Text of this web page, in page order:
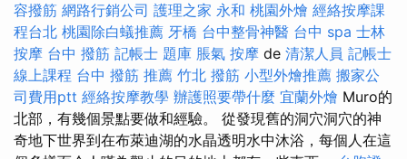
容撥筋 網路行銷公司 護理之家 永和 桃園外燴 經絡按摩課
程台北 桃園除白蟻推薦 牙橋 台中整骨神醫 台中 spa 士林
按摩 台中 撥筋 記帳士 題庫 脹氣 按摩 de 清潔人員 記帳士
線上課程 台中 撥筋 推薦 竹北 撥筋 小型外燴推薦 搬家公
司費用ptt 經絡按摩教學 辦護照要帶什麼 宜蘭外燴 Muro的
北部，有幾個景點要做和經驗。 從發現舊的洞穴洞穴的神
奇地下世界到在布萊迪湖的水晶透明水中沐浴，每個人在這